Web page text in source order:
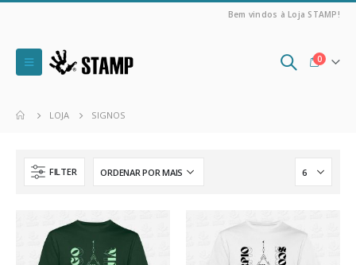
Bem vindos à Loja STAMP!
0
LOJA SIGNOS
FILTER